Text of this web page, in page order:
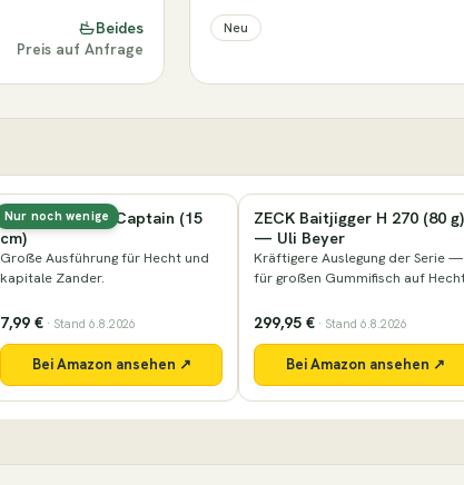
Beides
Preis auf Anfrage
Neu
ZECK Baitjigger H 270 (80 g)
— Uli Beyer
Kräftigere Auslegung der Serie —
für großen Gummifisch auf Hecht.
299,95 €· Stand 6.8.2026
Bei Amazon ansehen ↗
Nur noch wenige
ZECK Big Bait Cast 260 —
Beyer
Baitcastrute für großformatige
Köder — seine Wahl bei den
299,95 € · Stand 6.8.2026
Bei Amazon ansehen ↗